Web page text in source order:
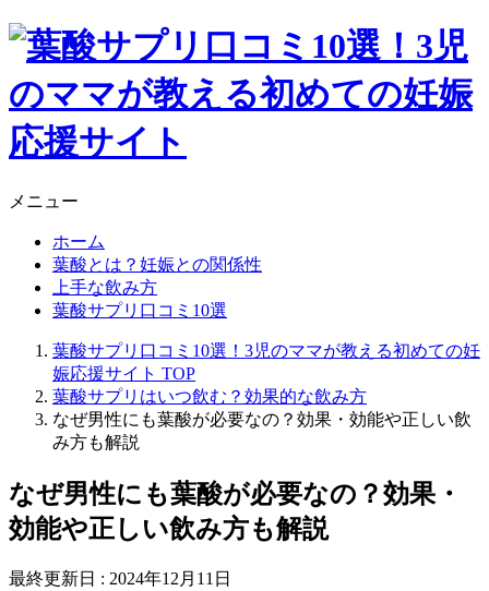
メニュー
ホーム
葉酸とは？妊娠との関係性
上手な飲み方
葉酸サプリ口コミ10選
葉酸サプリ口コミ10選！3児のママが教える初めての妊
娠応援サイト TOP
葉酸サプリはいつ飲む？効果的な飲み方
なぜ男性にも葉酸が必要なの？効果・効能や正しい飲
み方も解説
なぜ男性にも葉酸が必要なの？効果・
効能や正しい飲み方も解説
最終更新日 : 2024年12月11日